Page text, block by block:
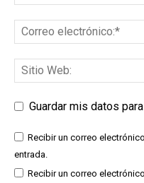
Guardar mis datos
Recibir un correo
entrada.
Recibir un correo